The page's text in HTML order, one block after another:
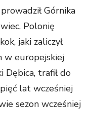
Górnika
Polonię
jaki zaliczył
w europejskiej
Dębica, trafił do
lat wcześniej
sezon wcześniej